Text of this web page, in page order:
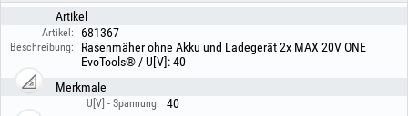
Artikel
Artikel: 681367
Beschreibung:
Rasenmäher ohne Akku und Ladegerät 2x MAX 20V ONE
EvoTools® / U[V]: 40
Merkmale
U[V] - Spannung:
40